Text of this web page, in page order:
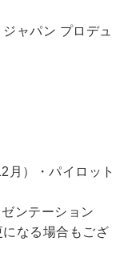
ャパン プロデュ
月）・パイロット
ンテーション
なる場合もござ